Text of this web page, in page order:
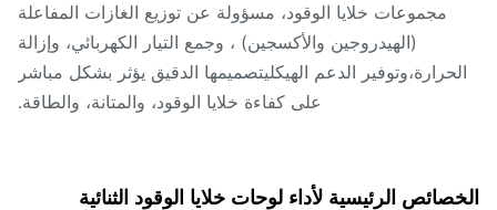
مجموعات خلايا الوقود، مسؤولة عن توزيع الغازات المفاعلة
(الهيدروجين والأكسجين) ، وجمع التيار الكهربائي، وإزالة
الدعم الهيكليتصميمها الدقيق يؤثر بشكل مباشر
على كفاءة خلايا الوقود، والمتانة، والطاقة.
الرئيسية لأداء لوحات خلايا الوقود الثنائية